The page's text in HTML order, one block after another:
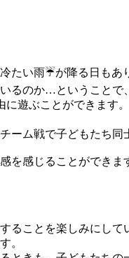
い雨☔が降る日も
るのか…ということで
遊ぶことができます
ム戦で子どもたち同
を感じることができま
ることを楽しみにして
。